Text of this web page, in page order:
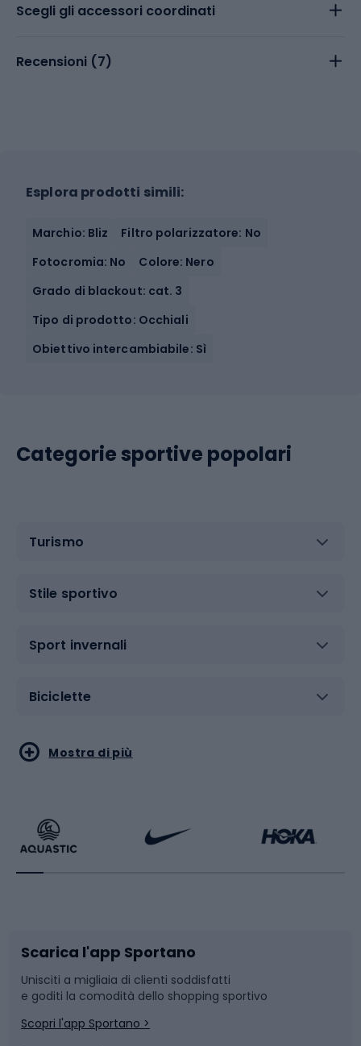
Scegli gli accessori coordinati
Recensioni (7)
Esplora prodotti simili:
Marchio: Bliz
Filtro polarizzatore: No
Fotocromia: No
Colore: Nero
Grado di blackout: cat. 3
Tipo di prodotto: Occhiali
Obiettivo intercambiabile: Sì
Categorie sportive popolari
Turismo
Stile sportivo
Sport invernali
Biciclette
Sport acquatici
Bikepacking
Bushcraft
Corsa
Sport di arti marziali
Sport con le racchette
Slitte e slittini
Snowboard
Mostra di più
Scarica l'app Sportano
Unisciti a migliaia di clienti soddisfatti
e goditi la comodità dello shopping sportivo
Scopri l'app Sportano >